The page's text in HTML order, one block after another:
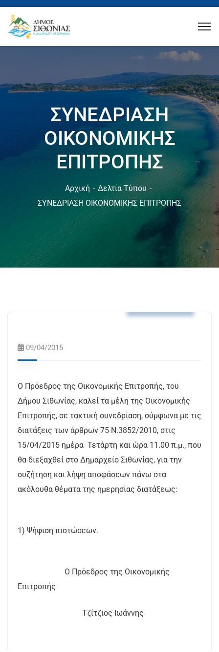
ΣΥΝΕΔΡΙΑΣΗ
ΟΙΚΟΝΟΜΙΚΗΣ
ΕΠΙΤΡΟΠΗΣ
Αρχική
Δελτία Τύπου
ΣΥΝΕΔΡΙΑΣΗ ΟΙΚΟΝΟΜΙΚΗΣ ΕΠΙΤΡΟΠΗΣ
09/04/2015
Ο Πρόεδρος της Οικονομικής Επιτροπής, του
Δήμου Σιθωνίας, καλεί τα μέλη της Οικονομικής
Επιτροπής, σε τακτική συνεδρίαση, σύμφωνα με τις
διατάξεις των άρθρων 75 Ν.3852/2010, στις
15/04/2015 ημέρα Τετάρτη και ώρα 11.00 π.μ., που
θα διεξαχθεί στο Δημαρχείο Σιθωνίας, για την
συζήτηση και λήψη αποφάσεων πάνω στα
ακόλουθα θέματα της ημερησίας διατάξεως:
1) Ψήφιση πιστώσεων.
Ο Πρόεδρος της Οικονομικής
Επιτροπής
Τζίτζιος Ιωάννης